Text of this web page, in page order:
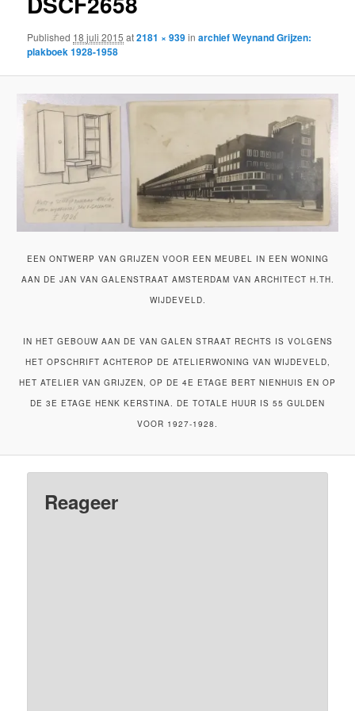
Published 18 juli 2015 at2181 × 939inarchief Weynand Grijzen:
plakboek 1928-1958
EEN ONTWERP VAN GRIJZEN VOOR EEN MEUBEL IN EEN WONING
AAN DE JAN VAN GALENSTRAAT AMSTERDAM VAN ARCHITECT H.TH.
WIJDEVELD.
IN HET GEBOUW AAN DE VAN GALEN STRAAT RECHTS IS VOLGENS
HET OPSCHRIFT ACHTEROP DE ATELIERWONING VAN WIJDEVELD,
HET ATELIER VAN GRIJZEN, OP DE 4E ETAGE BERT NIENHUIS EN OP
DE 3E ETAGE HENK KERSTINA. DE TOTALE HUUR IS 55 GULDEN
VOOR 1927-1928.
Reageer